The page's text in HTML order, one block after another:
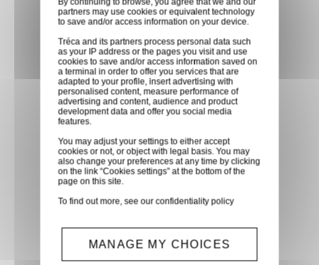
faites vous livrer chez vous ou
dans les points relais de notre
partenaire GLS, partout en
France métropolitaine et en
Europe entre 24h et 48h après
mise à disposition des produits
à notre transporteur.
Paiement sécurisé
Paiement CB, virement,
Service client
partners may use cookies or equivalent technology
to save and/or access information on your device.
Tréca and its partners process personal data such
as your IP address or the pages you visit and use
cookies to save and/or access information saved on
a terminal in order to offer you services that are
adapted to your profile, insert advertising with
personalised content, measure performance of
advertising and content, audience and product
development data and offer you social media
features.
You may adjust your settings to either accept
cookies or not, or object with legal basis. You may
also change your preferences at any time by clicking
on the link “Cookies settings” at the bottom of the
page on this site.
To find out more, see ourconfidentiality policy
MANAGE MY CHOICES